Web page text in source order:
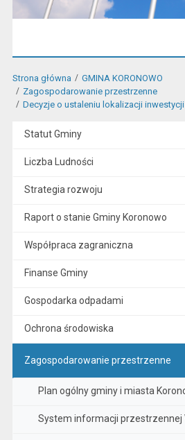
Strona główna
GMINA KORONOWO
Zagospodarowanie przestrzenne
Decyzje o ustaleniu lokalizacji
Statut Gminy
Liczba Ludności
Strategia rozwoju
Raport o stanie Gminy Koronowo
Współpraca zagraniczna
Finanse Gminy
Gospodarka odpadami
Ochrona środowiska
Zagospodarowanie przestrzenne
Plan ogólny gminy i miasta
System informacji przestrzennej